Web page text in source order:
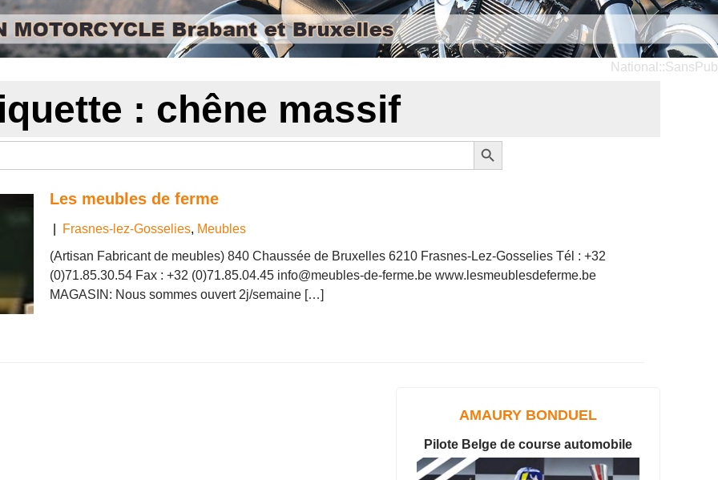
National::SansPub
: chêne massif
Search Button
Les meubles de ferme
Frasnes-lez-Gosselies, Meubles
(Artisan Fabricant de meubles) 840 Chaussée de Bruxelles 6210 Frasnes-Lez-Gosselies Tél : +32
(0)71.85.30.54 Fax : +32 (0)71.85.04.45 info@meubles-de-ferme.be www.lesmeublesdeferme.be
MAGASIN: Nous sommes ouvert 2j/semaine […]
AMAURY BONDUEL
Pilote Belge de course automobile